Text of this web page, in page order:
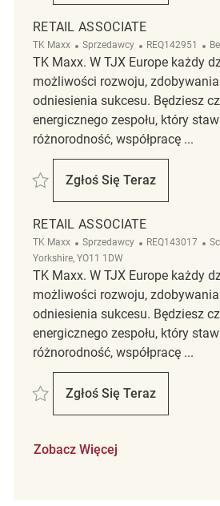
RETAIL ASSOCIATE
TK Maxx Kategoria
Sprzedawcy ReqId
REQ142951
TK Maxx. W TJX Europe każdy
możliwości rozwoju,
odniesienia sukcesu. Będziesz
energicznego zespołu, który
różnorodność, współpracę ...
Zapisać Retail Associate REQ142951
Zgłoś Się Teraz
Retail Associate
RETAIL ASSOCIATE
TK Maxx Kategoria
Sprzedawcy ReqId
REQ143017
Yorkshire, YO11 1DW
TK Maxx. W TJX Europe każdy
możliwości rozwoju,
odniesienia sukcesu. Będziesz
energicznego zespołu, który
różnorodność, współpracę ...
Zapisać Retail Associate REQ143017
Zgłoś Się Teraz
Retail Associate
Zobacz Więcej